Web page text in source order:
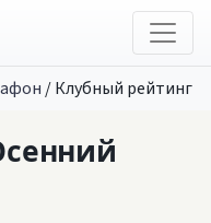
/Клубный рейтинг